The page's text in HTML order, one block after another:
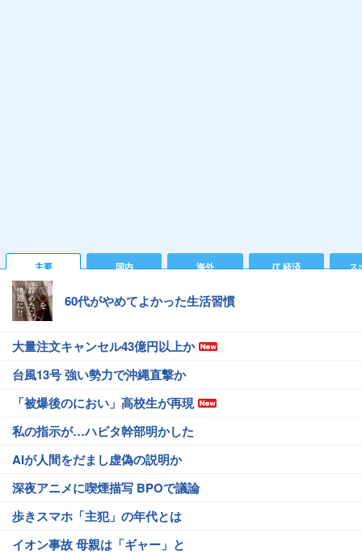
主要 国内 海外 IT 経済 ス
60代がやめてよかった生活習慣
大量注文キャンセル43億円以上か
台風13号 強い勢力で沖縄直撃か
「被爆後のにおい」高校生が再現
私の指示が…ハビタ幹部明かした
AIが人間をだまし虚偽の説明か
深夜アニメに喫煙描写 BPOで議論
歩きスマホ「主犯」の年代とは
イオン事故 母親は「ギャー」と